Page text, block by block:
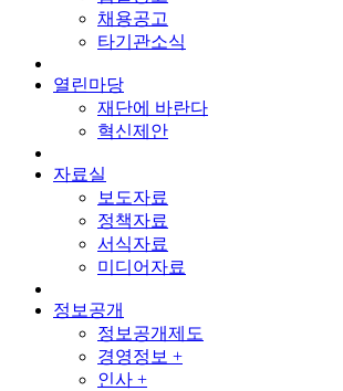
채용공고
타기관소식
열린마당
재단에 바란다
혁신제안
자료실
보도자료
정책자료
서식자료
미디어자료
정보공개
정보공개제도
경영정보 +
인사 +